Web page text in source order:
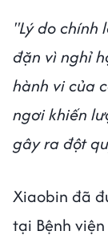
"Lý do chính
đặn vì nghỉ
hành vi của
ngơi khiến
gây ra đột
Xiaobin đã
tại Bệnh